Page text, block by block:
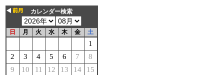
カレンダー検索
日 月 火 水 木 金 土
1
2
3 4 5 6 7
8
9
10 11 12 13 14
15